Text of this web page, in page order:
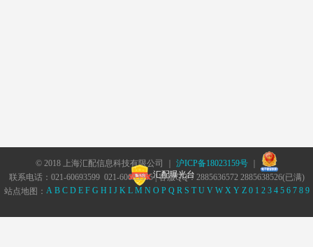
© 2018 上海汇配信息科技有限公司 ｜ 沪ICP备18023159号｜
汇配曝光台
联系电话：021-60693599 021-60693555 | 客服QQ：2885636572 2885638526(已满)
站点地图： A B C D E F G H I J K L M N O P Q R S T U V W X Y Z 0 1 2 3 4 5 6 7 8 9